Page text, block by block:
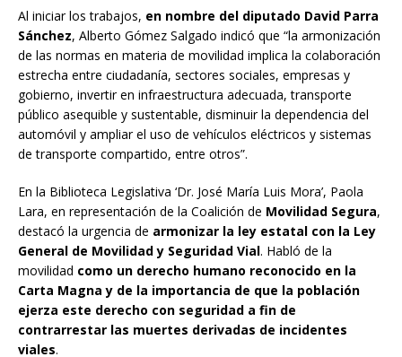
​Al iniciar los trabajos, en nombre del diputado David Parra
Sánchez, Alberto Gómez Salgado indicó que “la armonización
de las normas en materia de movilidad implica la colaboración
estrecha entre ciudadanía, sectores sociales, empresas y
gobierno, invertir en infraestructura adecuada, transporte
público asequible y sustentable, disminuir la dependencia del
automóvil y ampliar el uso de vehículos eléctricos y sistemas
de transporte compartido, entre otros”.
En la Biblioteca Legislativa ‘Dr. José María Luis Mora’, Paola
Lara, en representación de la Coalición de Movilidad Segura,
destacó la urgencia de armonizar la ley estatal con la Ley
General de Movilidad y Seguridad Vial. Habló de la
movilidad como un derecho humano reconocido en la
Carta Magna y de la importancia de que la población
ejerza este derecho con seguridad a fin de
contrarrestar las muertes derivadas de incidentes
viales.